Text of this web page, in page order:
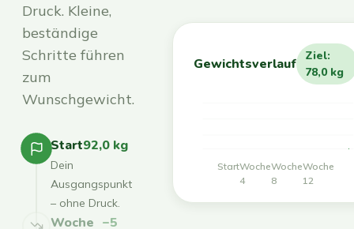
Druck. Kleine,
beständige
Schritte führen
zum
Wunschgewicht.
Start92,0 kg
Dein
Ausgangspunkt
– ohne Druck.
Woche −5
Gewichtsverlauf
Ziel:
78,0 kg
StartWoche
4
Woche
8
Woche
12